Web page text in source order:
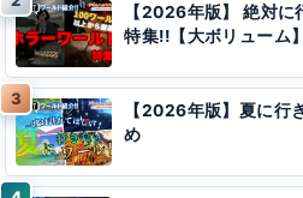
【2026年版】 絶対に
特集!!【大ボリューム】
【2026年版】夏に行
め